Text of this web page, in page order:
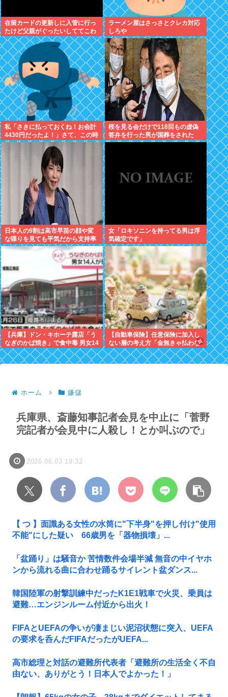
在留カードの更新しに入管に行っ
たけど父親がぐったいしててこわ
い要介護3
ラーメン屋はさっさとクレカ対応
しろや
私「さきに払っておくね！お会計
4430円だったよ！」さて、この時
いくら私に渡すか書いてね
桜を見る会だけで118回もの虚偽
答弁を行った男が国葬をされた
国、日本。果たしてこの国に未来
日本人の9割は高市早苗の顔や変
な喋りを見ても平気だから支持率
9割。学校の美術科と音楽科はし
女「ロキソニンを持ってる男は浮
気確定です」
【兵庫】ドン・キホーテ露店「う
なぎのかば焼き」で食中毒 男女14
人が発熱や腹痛など訴え…サルモ
ネラ属の菌検出
【自動車保険】任意保険に加入し
ない層の考え方「金無きゃ払わな
くてすむので入り損」
ホーム 嫌儲
兵庫県、斎藤知事記者会見を中止に「菅野
完記者が会見中に人殺し！とか叫ぶので」
2026.06.03 19:32
【 つ 】面識ある女性の水筒に"下半身"を押し付け"使用
不能"にした疑い 66歳男を「器物損壊」...
「盆踊り」は騒音か 苦情数件会場半減 無音の中イヤホ
ンから流れる曲に合わせ踊るサイレント盆ダンス...
韓国陸軍の射撃訓練中だったK1E1戦車で火災、乗員は
避難…エンジンルーム付近から出火！
FIFAとUEFAの争いが凄まじい泥沼状態に突入、UEFA
の要求を呑んだFIFAだったがUEFA...
高市総理と対話の避難所代表者「避難所の生活全く不自
由ない、ありがとう！日本人でよかった！」